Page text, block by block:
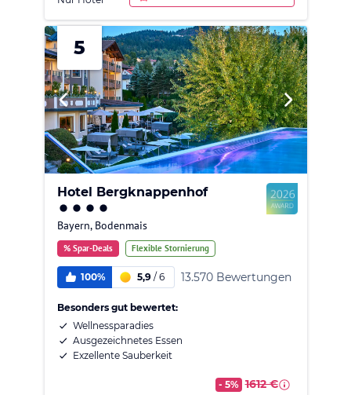
5
Hotel Bergknappenhof
Bayern, Bodenmais
% Spar-Deals Flexible Stornierung
100% 5,9/ 6 13.570 Bewertungen
Besonders gut bewertet:
Wellnessparadies
Ausgezeichnetes Essen
Exzellente Sauberkeit
- 5% 1612 €